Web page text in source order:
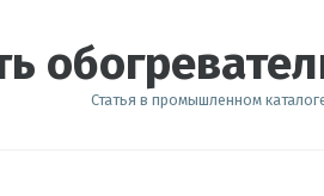
Статья в промышленном